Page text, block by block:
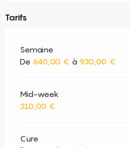
Tarifs
Semaine
De 640,00 € à 930,00 €
Mid-week
310,00 €
Cure